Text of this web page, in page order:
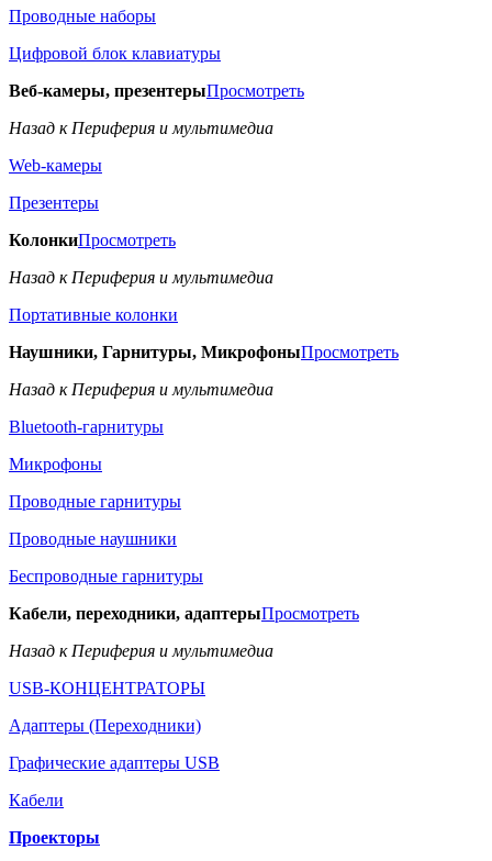
Проводные наборы
Цифровой блок клавиатуры
Веб-камеры, презентерыПросмотреть
Назад к Периферия и мультимедиа
Web-камеры
Презентеры
КолонкиПросмотреть
Назад к Периферия и мультимедиа
Портативные колонки
Наушники, Гарнитуры, МикрофоныПросмотреть
Назад к Периферия и мультимедиа
Bluetooth-гарнитуры
Микрофоны
Проводные гарнитуры
Проводные наушники
Беспроводные гарнитуры
Кабели, переходники, адаптерыПросмотреть
Назад к Периферия и мультимедиа
USB-КОНЦЕНТРАТОРЫ
Адаптеры (Переходники)
Графические адаптеры USB
Кабели
Проекторы